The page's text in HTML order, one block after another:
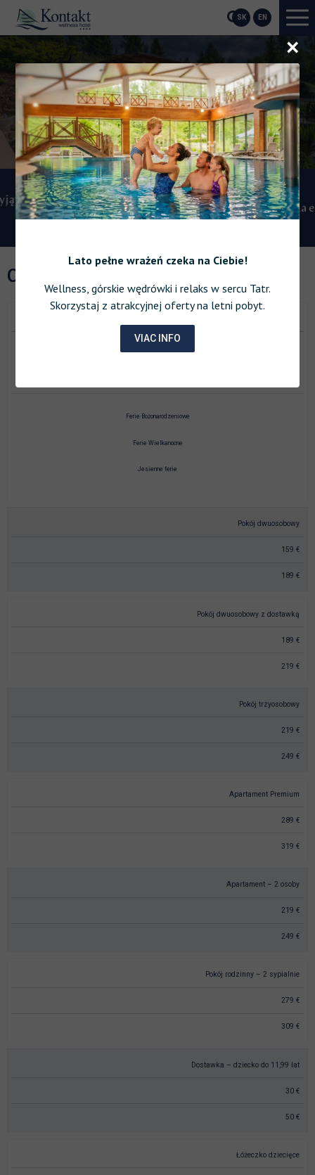
SK EN
Ładowarka elektryczna
CENNIK
01.01.2025 – 21.12.2025
Ferie Bożonarodzeniowe
Ferie Wielkanocne
Jesienne ferie
Pokój dwuosobowy
159 €
189 €
Pokój dwuosobowy z dostawką
189 €
219 €
Pokój trzyosobowy
219 €
249 €
Apartament Premium
289 €
319 €
Apartament – 2 osoby
219 €
249 €
Pokój rodzinny – 2 sypialnie
279 €
309 €
Dostawka – dziecko do 11,99 lat
30 €
50 €
Łóżeczko dziecięce
Lato pełne wrażeń czeka na Ciebie!
Wellness, górskie wędrówki i relaks w sercu Tatr.
Skorzystaj z atrakcyjnej oferty na letni pobyt.
VIAC INFO